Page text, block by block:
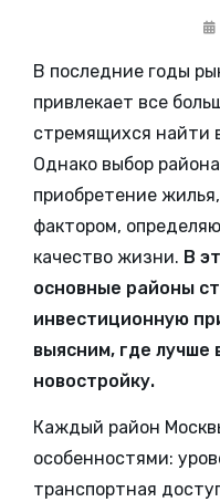
В последние годы
привлекает все
стремящихся найти
Однако выбор
приобретение
фактором,
качество жизни. В
основные районы
инвестиционную
выясним, где лучше
новостройку.
Каждый район
особенностями:
транспортная